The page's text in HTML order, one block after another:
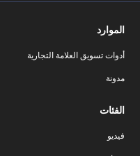
الموارد
أدوات تسويق العلامة التجارية
مدونة
الفئات
فيديو